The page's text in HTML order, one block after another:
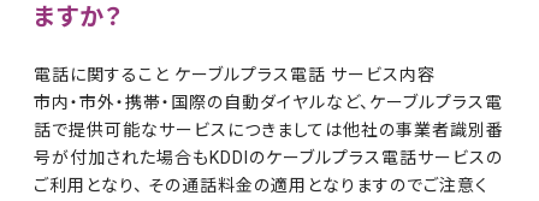
ますか？
電話に関すること ケーブルプラス電話 サービス内容
市内・市外・携帯・国際の自動ダイヤルなど、ケーブルプラス電
話で提供可能なサービスにつきましては他社の事業者識別番
号が付加された場合もKDDIのケーブルプラス電話サービスの
ご利用となり、 その通話料金の適用となりますのでご注意く